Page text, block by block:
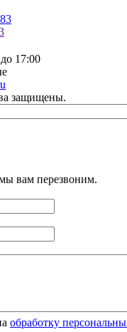
17:00
защищены.
вам перезвоним.
обработку